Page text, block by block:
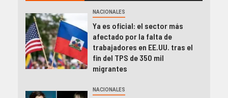
NACIONALES
Ya es oficial: el sector más
afectado por la falta de
trabajadores en EE.UU. tras el
fin del TPS de 350 mil
migrantes
NACIONALES